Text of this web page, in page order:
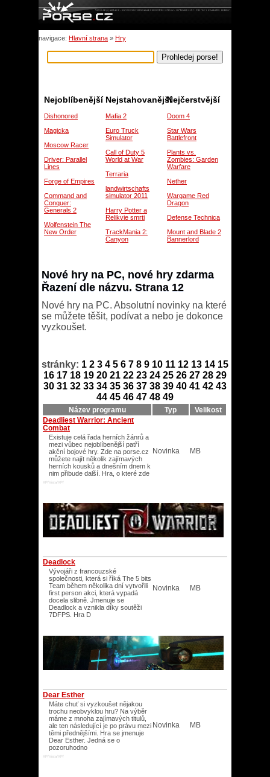
navigace: Hlavní strana » Hry
Nejčerstvější
Doom 4
Star Wars
Battlefront
Plants vs.
Zombies: Garden
Warfare
Nether
Wargame Red
Dragon
Defense Technica
Mount and Blade 2
Bannerlord
Nejstahovanější
Mafia 2
Euro Truck
Simulator
Call of Duty 5
World at War
Terraria
landwirtschafts
simulator 2011
Harry Potter a
Relikvie smrti
TrackMania 2:
Canyon
Nejoblíbenější
Dishonored
Magicka
Moscow Racer
Driver: Parallel
Lines
Forge of Empires
Command and
Conquer:
Generals 2
Wolfenstein The
New Order
Nové hry na PC, nové hry zdarma
Řazení dle názvu. Strana 12
Nové hry na PC. Absolutní novinky na které
se můžete těšit, podívat a nebo je dokonce
vyzkoušet.
stránky: 1 2 3 4 5 6 7 8 9 10 11 12 13 14 15
16 17 18 19 20 21 22 23 24 25 26 27 28 29
30 31 32 33 34 35 36 37 38 39 40 41 42 43
44 45 46 47 48 49
Název programu Typ
Velikost
Deadliest Warrior: Ancient
Combat
Existuje celá řada herních žánrů a
mezi vůbec nejoblíbenější patří
akční bojové hry. Zde na porse.cz
můžete najít několik zajímavých
herních kousků a dnešním dnem k
nim přibude další. Hra, o které zde
XP/Vista/XP/
Novinka MB
Deadlock
Vývojáři z francouzské
společnosti, která si říká The 5 bits
Team během několika dní vytvořili
first person akci, která vypadá
docela slibně. Jmenuje se
Deadlock a vznikla díky soutěži
7DFPS. Hra D
Novinka MB
Dear Esther
Máte chuť si vyzkoušet nějakou
trochu neobvyklou hru? Na výběr
máme z mnoha zajímavých titulů,
ale ten následující je po právu mezi
těmi přednějšími. Hra se jmenuje
Dear Esther. Jedná se o
pozoruhodno
XP/Vista/XP/
Novinka MB